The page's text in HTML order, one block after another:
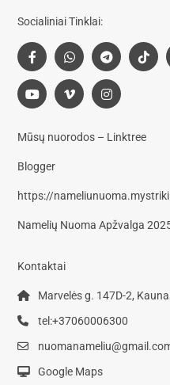
Socialiniai Tinklai:
Mūsų nuorodos – Linktree
Blogger
https://
Namelių Nuoma Apžvalga
Kontaktai
Marvelės g. 147D-2,
tel:+37060006300
Google Maps